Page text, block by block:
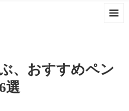
、おすすめペン
選